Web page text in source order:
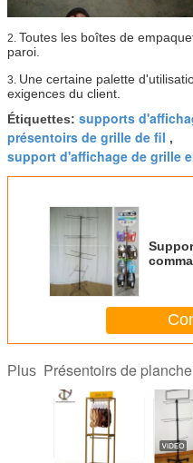
2. Toutes les boîtes de
paroi.
3. Une certaine palette
exigences du client.
Étiquettes: supports
présentoirs de grille de fil ,
support d'affichage de grille
Plus Présentoirs de